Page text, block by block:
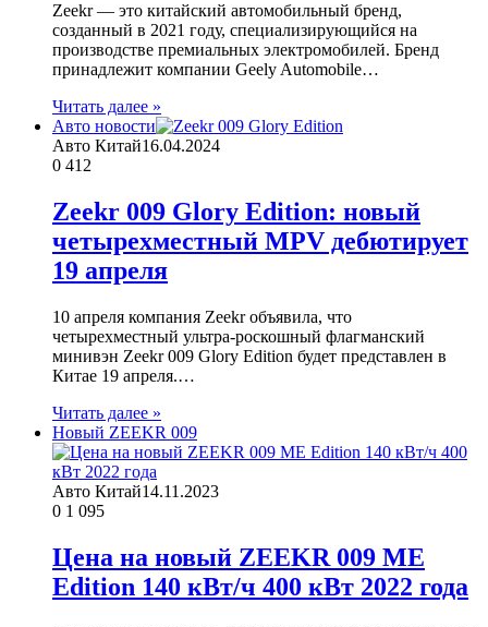
Zeekr — это китайский автомобильный бренд,
созданный в 2021 году, специализирующийся на
производстве премиальных электромобилей. Бренд
принадлежит компании Geely Automobile…
Читать далее »
Авто новости
Авто Китай16.04.2024
0 412
Zeekr 009 Glory Edition: новый
четырехместный MPV дебютирует
19 апреля
10 апреля компания Zeekr объявила, что
четырехместный ультра-роскошный флагманский
минивэн Zeekr 009 Glory Edition будет представлен в
Китае 19 апреля.…
Читать далее »
Новый ZEEKR 009
Авто Китай14.11.2023
0 1 095
Цена на новый ZEEKR 009 ME
Edition 140 кВт/ч 400 кВт 2022 года